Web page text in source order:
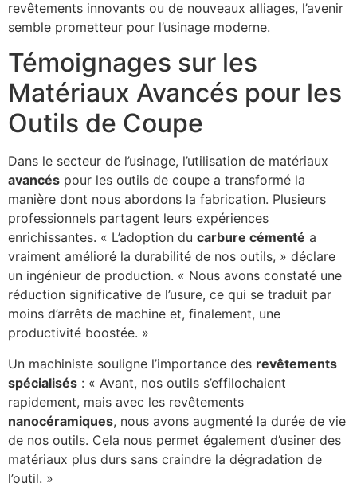
revêtements innovants ou de nouveaux alliages, l’avenir
semble prometteur pour l’usinage moderne.
Témoignages sur les
Matériaux Avancés pour les
Outils de Coupe
Dans le secteur de l’usinage, l’utilisation de matériaux
avancés pour les outils de coupe a transformé la
manière dont nous abordons la fabrication. Plusieurs
professionnels partagent leurs expériences
enrichissantes. « L’adoption du carbure cémenté a
vraiment amélioré la durabilité de nos outils, » déclare
un ingénieur de production. « Nous avons constaté une
réduction significative de l’usure, ce qui se traduit par
moins d’arrêts de machine et, finalement, une
productivité boostée. »
Un machiniste souligne l’importance des revêtements
spécialisés : « Avant, nos outils s’effilochaient
rapidement, mais avec les revêtements
nanocéramiques, nous avons augmenté la durée de vie
de nos outils. Cela nous permet également d’usiner des
matériaux plus durs sans craindre la dégradation de
l’outil. »